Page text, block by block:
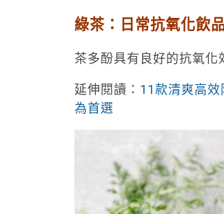
綠茶：日常抗氧化飲
茶多酚具有良好的抗氧化
延伸閱讀： 11款清爽高
為首選